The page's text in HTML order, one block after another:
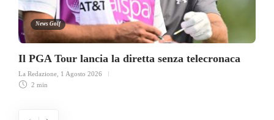
News Golf
Il PGA Tour lancia la diretta senza telecronaca
La Redazione 1 Agosto 2026
2 min